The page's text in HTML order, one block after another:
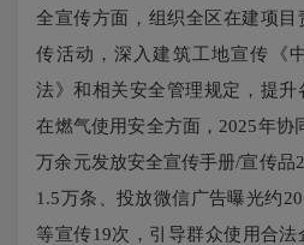
全宣传方面，组织全区在建项目
传活动，深入建筑工地宣传《
法》和相关安全管理规定，提升
在燃气使用安全方面，2025年协
万余元发放安全宣传手册/宣传品
1.5万条、投放微信广告曝光约
等宣传19次，引导群众使用合